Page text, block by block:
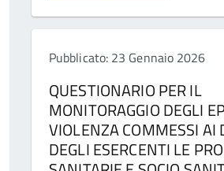
Pubblicato: 23 Gennaio 2026
QUESTIONARIO PER IL
MONITORAGGIO DEGLI
VIOLENZA COMMESSI AI
DEGLI ESERCENTI LE